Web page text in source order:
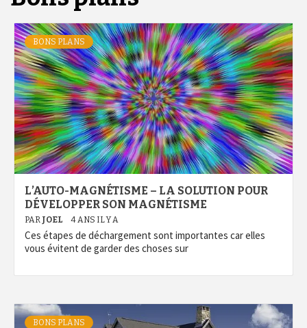
BONS PLANS
L’AUTO-MAGNÉTISME – LA SOLUTION POUR
DÉVELOPPER SON MAGNÉTISME
PAR JOEL 4 ANS IL Y A
Ces étapes de déchargement sont importantes car elles
vous évitent de garder des choses sur
BONS PLANS